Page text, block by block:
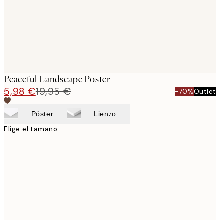
Peaceful Landscape Poster
5,98 €19,95 € -70%Outlet
Póster Lienzo
Elige el tamaño